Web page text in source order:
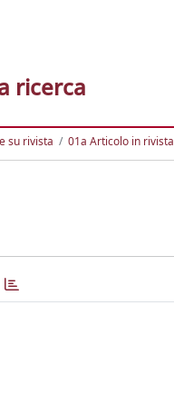
ricerca
su rivista 01a Articolo in rivista